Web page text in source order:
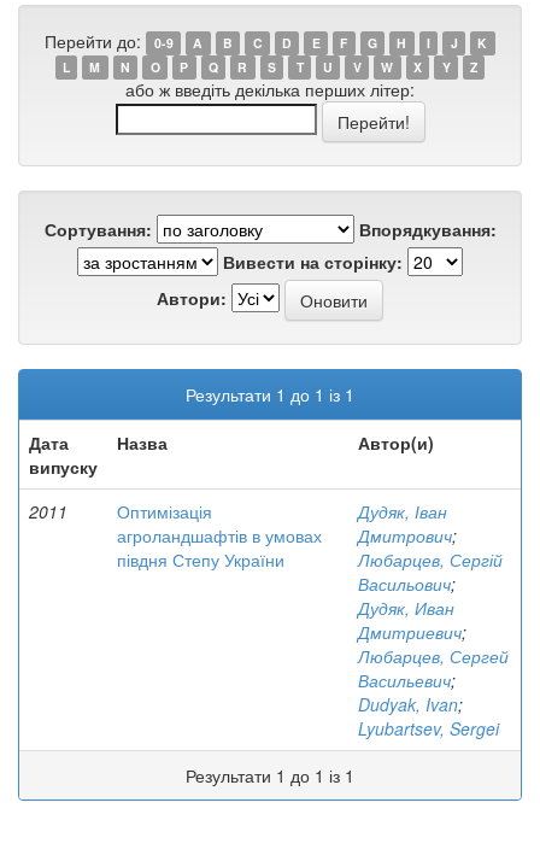
Перейти до: 0-9 A B C D E F G H I J
K
L
M N O P Q R S T U V W X Y Z
або ж введіть декілька перших літер:
Сортування:
Впорядкування:
Вивести на сторінку:
Автори:
Результати 1 до 1 із 1
Дата
випуску
Назва Автор(и)
2011
Оптимізація
агроландшафтів в умовах
півдня Степу України
Дудяк, Іван
Дмитрович;
Любарцев, Сергій
Васильович;
Дудяк, Иван
Дмитриевич;
Любарцев, Сергей
Васильевич;
Dudyak, Ivan;
Lyubartsev, Sergei
Результати 1 до 1 із 1